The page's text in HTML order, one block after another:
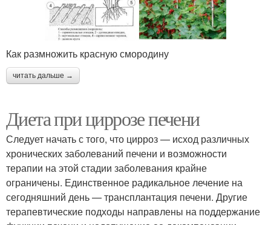
Как размножить красную смородину
читать дальше →
Диета при циррозе печени
Следует начать с того, что цирроз — исход различных
хронических заболеваний печени и возможности
терапии на этой стадии заболевания крайне
ограничены. Единственное радикальное лечение на
сегодняшний день — трансплантация печени. Другие
терапевтические подходы направлены на поддержание